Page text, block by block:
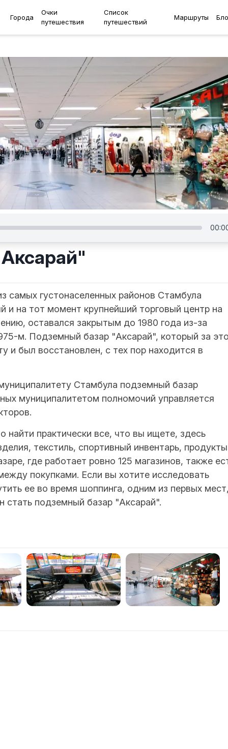
Города
Очки
путешествия
Список
путешествий
Маршруты
густонаселенных районов Стамбула
и на тот момент крупнейший торговый центр на
оставался закрытым до 1980 года из-за
м. Подземный базар "Аксарай", который за
и был восстановлен, с тех пор находится в
Стамбула подземный базар
муниципалитетом полномочий управляется
практически все, что вы ищете, здесь
текстиль, спортивный инвентарь, продукты
где работает ровно 125 магазинов, также
покупками. Если вы хотите исследовать
ее во время шоппинга, одним из первых
стать подземный базар "Аксарай".